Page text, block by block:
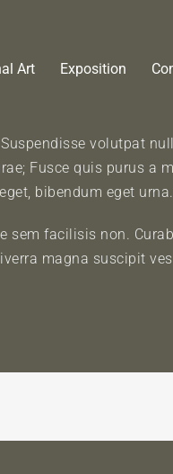
Art Exposition
volutpat
Fusce quis purus a
bibendum eget
sem facilisis non.
magna suscipit